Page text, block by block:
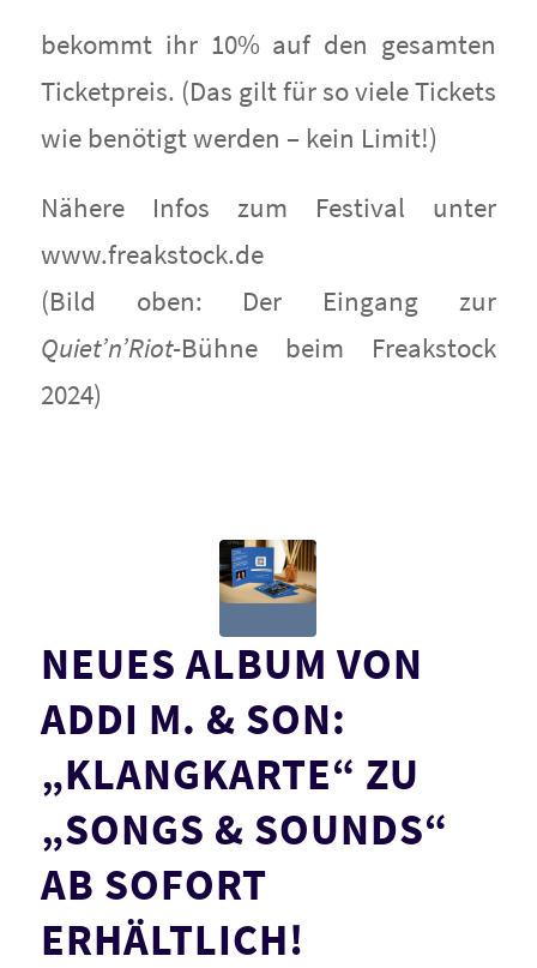
bekommt ihr 10% auf den gesamten
Ticketpreis. (Das gilt für so viele Tickets
wie benötigt werden – kein Limit!)
Nähere Infos zum Festival unter
www.freakstock.de
(Bild oben: Der Eingang zur
Quiet’n’Riot-Bühne beim Freakstock
2024)
NEUES ALBUM VON
ADDI M. & SON:
„KLANGKARTE“ ZU
„SONGS & SOUNDS“
AB SOFORT
ERHÄLTLICH!